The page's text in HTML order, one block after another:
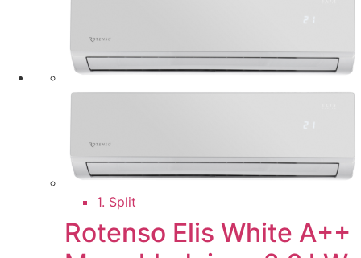
1. Split
Rotenso Elis White A++